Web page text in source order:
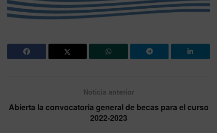
Noticia anterior
Abierta la convocatoria general de becas para el curso
2022-2023